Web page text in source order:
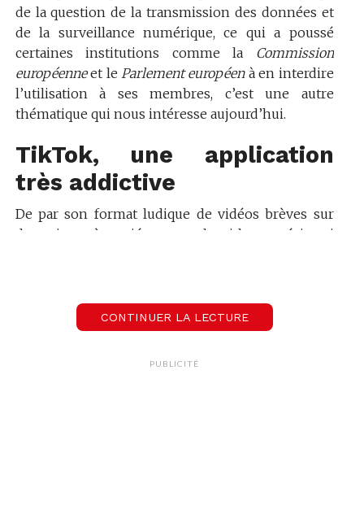
de la question de la transmission des données et
de la surveillance numérique, ce qui a poussé
certaines institutions comme la Commission
européenneet le Parlement européenà en interdire
l’utilisation à ses membres, c’est une autre
thématique qui nous intéresse aujourd’hui.
TikTok, une application
très addictive
De par son format ludique de vidéos brèves sur
des sujets très variés et son algorithme précis qui
population, et plus particulièrement des jeunes.
qui passent des heures à scroller sur leur écran,
CONTINUER LA LECTURE
PUBLICITÉ